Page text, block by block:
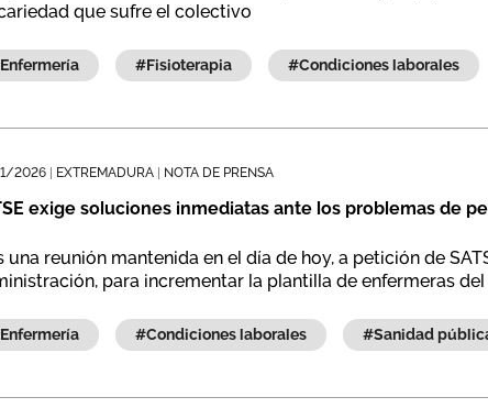
que sufre el colectivo
#enfermería #fisioterapia #condiciones laborales
2026 EXTREMADURA NOTA DE PRENSA
exige soluciones inmediatas ante los problemas de
una reunión mantenida en el día de hoy, a petición de
para incrementar la plantilla de enfermeras
#enfermería #condiciones laborales #sanidad